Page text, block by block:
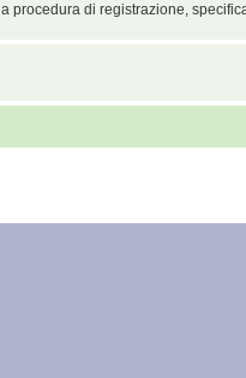
procedura di registrazione,